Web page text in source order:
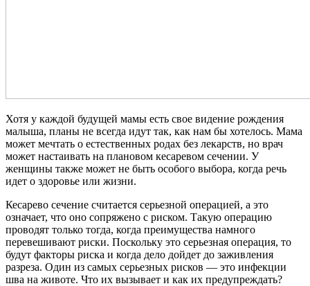
Хотя у каждой будущей мамы есть свое видение рождения
малыша, планы не всегда идут так, как нам бы хотелось. Мама
может мечтать о естественных родах без лекарств, но врач
может настаивать на плановом кесаревом сечении. У
женщины также может не быть особого выбора, когда речь
идет о здоровье или жизни.
Кесарево сечение считается серьезной операцией, а это
означает, что оно сопряжено с риском. Такую операцию
проводят только тогда, когда преимущества намного
перевешивают риски. Поскольку это серьезная операция, то
будут факторы риска и когда дело дойдет до заживления
разреза. Один из самых серьезных рисков — это инфекции
шва на животе. Что их вызывает и как их предупреждать?